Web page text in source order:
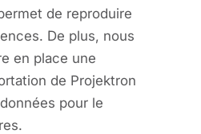
de reproduire
De plus, nous
en place une
de Projektron
pour le